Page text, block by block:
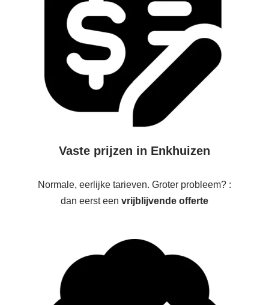
Vaste prijzen in Enkhuizen
Normale, eerlijke tarieven. Groter probleem? :
dan eerst een vrijblijvende offerte